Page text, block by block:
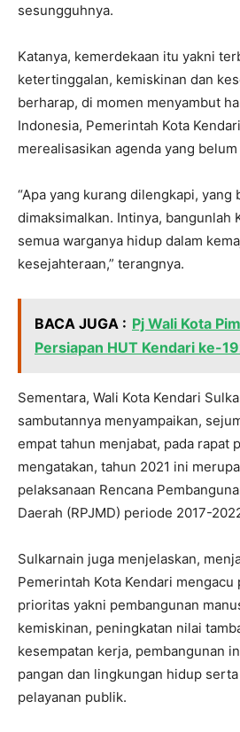
sesungguhnya.
Katanya, kemerdekaan itu yakni
ketertinggalan, kemiskinan dan
berharap, di momen menyambut
Indonesia, Pemerintah Kota
merealisasikan agenda yang
“Apa yang kurang dilengkapi, yang
dimaksimalkan. Intinya, bangunlah
semua warganya hidup dalam
kesejahteraan,” terangnya.
BACA JUGA : Pj Wali Kota
Persiapan HUT Kendari ke-
Sementara, Wali Kota Kendari
sambutannya menyampaikan,
empat tahun menjabat, pada rapat
mengatakan, tahun 2021 ini
pelaksanaan Rencana
Daerah (RPJMD) periode 2017-
Sulkarnain juga menjelaskan,
Pemerintah Kota Kendari mengacu
prioritas yakni pembangunan
kemiskinan, peningkatan nilai
kesempatan kerja, pembangunan
pangan dan lingkungan hidup
pelayanan publik.